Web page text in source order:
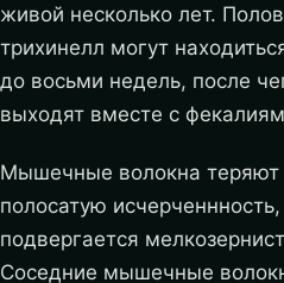
живой несколько лет.
трихинелл могут
до восьми недель, после
выходят вместе с
Мышечные волокна теряют
полосатую
подвергается
Соседние мышечные